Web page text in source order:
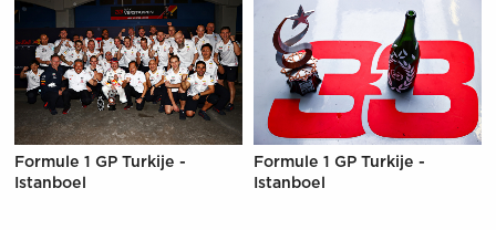
Formule 1 GP Turkije -
Istanboel
Formule 1 GP Turkije -
Istanboel